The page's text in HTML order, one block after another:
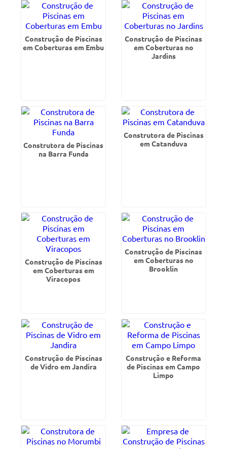
Construção de Piscinas
em Coberturas em Embu
Construção de Piscinas
em Coberturas no
Jardins
Construtora de Piscinas
na Barra Funda
Construtora de Piscinas
em Catanduva
Construção de Piscinas
em Coberturas em
Viracopos
Construção de Piscinas
em Coberturas no
Brooklin
Construção de Piscinas
de Vidro em Jandira
Construção e Reforma
de Piscinas em Campo
Limpo